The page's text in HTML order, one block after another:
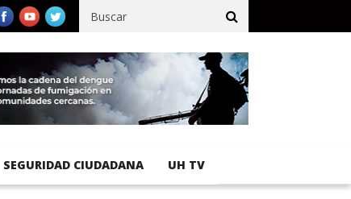
registra 92 % de avance en obras de terracería
SEGURIDAD CIUDADANA UH TV